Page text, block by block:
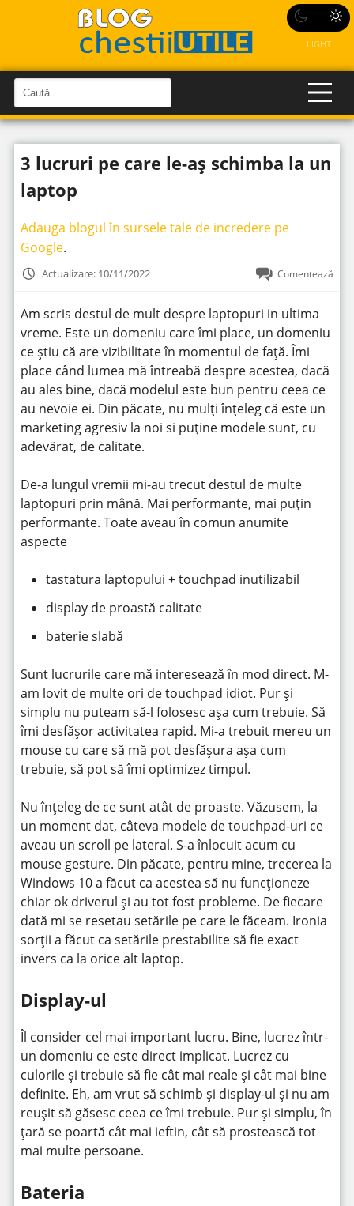
LIGHT
a
u
t
C
a
u
î
n
i
t
3 lucruri pe care le-aș schimba la un
laptop
Adauga blogul în sursele tale de incredere pe
Google.
Actualizare: 10/11/2022 Comentează
Am scris destul de mult despre laptopuri in ultima
vreme. Este un domeniu care îmi place, un domeniu
ce știu că are vizibilitate în momentul de față. Îmi
place când lumea mă întreabă despre acestea, dacă
au ales bine, dacă modelul este bun pentru ceea ce
au nevoie ei. Din păcate, nu mulți înțeleg că este un
marketing agresiv la noi si puține modele sunt, cu
adevărat, de calitate.
De-a lungul vremii mi-au trecut destul de multe
laptopuri prin mână. Mai performante, mai puțin
performante. Toate aveau în comun anumite
aspecte
tastatura laptopului + touchpad inutilizabil
display de proastă calitate
baterie slabă
Sunt lucrurile care mă interesează în mod direct. M-
am lovit de multe ori de touchpad idiot. Pur și
simplu nu puteam să-l folosesc așa cum trebuie. Să
îmi desfășor activitatea rapid. Mi-a trebuit mereu un
mouse cu care să mă pot desfășura așa cum
trebuie, să pot să îmi optimizez timpul.
Nu înțeleg de ce sunt atât de proaste. Văzusem, la
un moment dat, câteva modele de touchpad-uri ce
aveau un scroll pe lateral. S-a înlocuit acum cu
mouse gesture. Din păcate, pentru mine, trecerea la
Windows 10 a făcut ca acestea să nu funcționeze
chiar ok driverul și au tot fost probleme. De fiecare
dată mi se resetau setările pe care le făceam. Ironia
sorții a făcut ca setările prestabilite să fie exact
invers ca la orice alt laptop.
Display-ul
Îl consider cel mai important lucru. Bine, lucrez într-
un domeniu ce este direct implicat. Lucrez cu
culorile și trebuie să fie cât mai reale și cât mai bine
definite. Eh, am vrut să schimb și display-ul și nu am
reușit să găsesc ceea ce îmi trebuie. Pur și simplu, în
țară se poartă cât mai ieftin, cât să prostească tot
mai multe persoane.
Bateria